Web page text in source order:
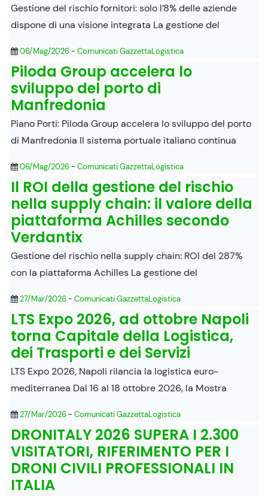
Gestione del rischio fornitori: solo l’8% delle aziende
dispone di una visione integrata La gestione del
06/Mag/2026- Comunicati GazzettaLogistica
Piloda Group accelera lo
sviluppo del porto di
Manfredonia
Piano Porti: Piloda Group accelera lo sviluppo del porto
di Manfredonia Il sistema portuale italiano continua
06/Mag/2026- Comunicati GazzettaLogistica
Il ROI della gestione del rischio
nella supply chain: il valore della
piattaforma Achilles secondo
Verdantix
Gestione del rischio nella supply chain: ROI del 287%
con la piattaforma Achilles La gestione del
27/Mar/2026- Comunicati GazzettaLogistica
LTS Expo 2026, ad ottobre Napoli
torna Capitale della Logistica,
dei Trasporti e dei Servizi
LTS Expo 2026, Napoli rilancia la logistica euro-
mediterranea Dal 16 al 18 ottobre 2026, la Mostra
27/Mar/2026- Comunicati GazzettaLogistica
DRONITALY 2026 SUPERA I 2.300
VISITATORI, RIFERIMENTO PER I
DRONI CIVILI PROFESSIONALI IN
ITALIA